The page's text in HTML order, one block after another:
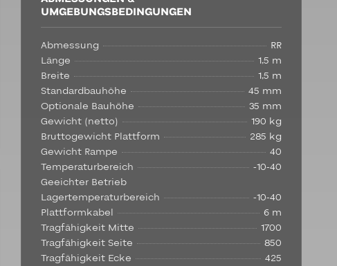
UMGEBUNGSBEDINGUNGEN
Abmessung
RR
Länge
1,5 m
Breite
1,5 m
Standardbauhöhe
45 mm
Optionale Bauhöhe
35 mm
Gewicht (netto)
190 kg
Bruttogewicht Plattform
285 kg
Gewicht Rampe
40
Temperaturbereich
Geeichter Betrieb
-10-40
Lagertemperaturbereich
-10-40
Plattformkabel
6 m
Tragfähigkeit Mitte
1700
Tragfähigkeit Seite
850
Tragfähigkeit Ecke
425